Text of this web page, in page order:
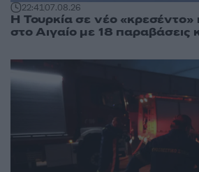
22:4107.08.26
Η Τουρκία σε νέο
στο Αιγαίο με 18 παραβάσεις